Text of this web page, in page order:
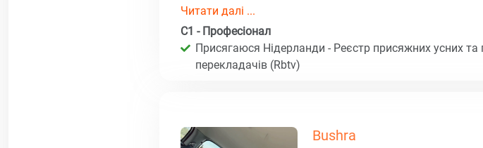
Читати далі ...
C1 - Професіонал
Присягаюся Нідерланди - Реєстр присяжних усних
перекладачів (Rbtv)
Bushra